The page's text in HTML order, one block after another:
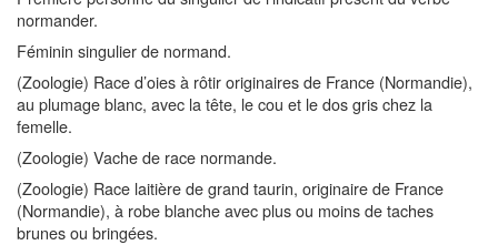
normander.
Féminin singulier de normand.
(Zoologie) Race d’oies à rôtir originaires de France (Normandie),
au plumage blanc, avec la tête, le cou et le dos gris chez la
femelle.
(Zoologie) Vache de race normande.
(Zoologie) Race laitière de grand taurin, originaire de France
(Normandie), à robe blanche avec plus ou moins de taches
brunes ou bringées.